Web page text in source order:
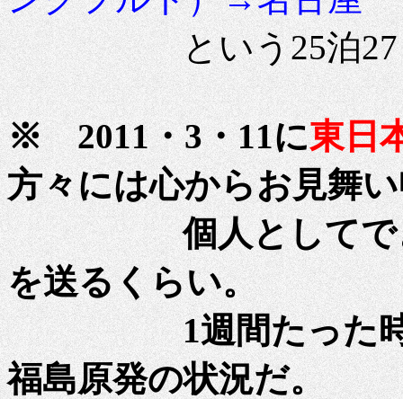
という25泊27日
※ 2011・3・11に東日
方々には心からお見舞
個人としてできる
を送るくらい。
1週間たった時点
福島原発の状況だ。